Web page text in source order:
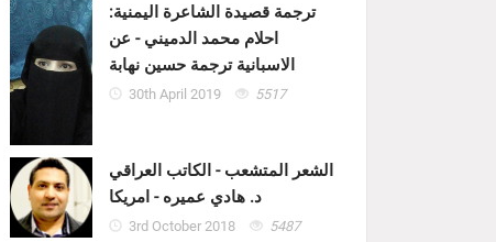
ترجمة قصيدة الشاعرة اليمنية:
احلام محمد الدميني - عن
الاسبانية ترجمة حسين نهابة
30th April 2019 5517
الشعر المتشعب - الكاتب العراقي
د. هادي عميره - امريكا
3rd October 2018 5487